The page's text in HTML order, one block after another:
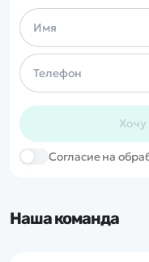
Cогласие на
Наша команда